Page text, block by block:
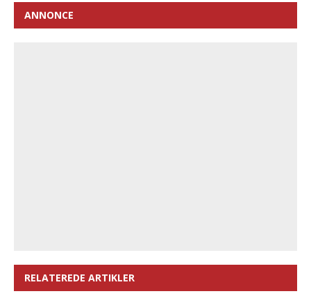
ANNONCE
RELATEREDE ARTIKLER